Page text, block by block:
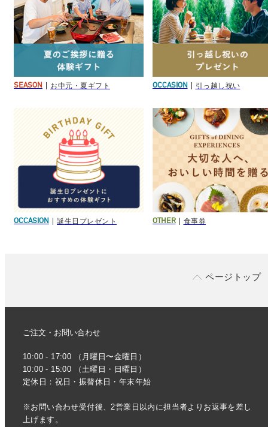
SEASON お中元・夏ギフト OCCASION 引っ越し祝い
OCCASION 誕生日プレゼント OTHER 食事券
ページトップ
ご注文・お問い合わせ
10:00 - 17:00 （月曜日〜金曜日）
10:00 - 15:00 （土曜日・日曜日）
定休日：祝日・振替休日・年末年始
※お問い合わせ受付後、2営業日以内に担当者よりお返事を差し
上げます。